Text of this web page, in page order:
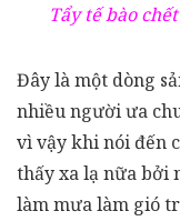
Tẩy tế bào
Đây là một dòng
nhiều người ưa
vì vậy khi nói đến
thấy xa lạ nữa bởi
làm mưa làm gió